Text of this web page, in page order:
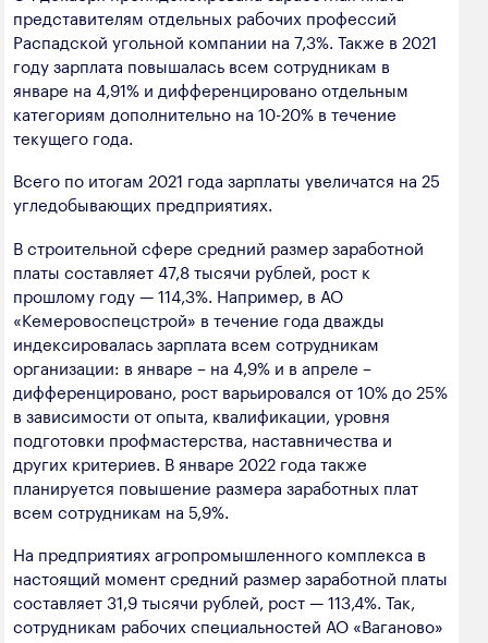
представителям отдельных рабочих профессий
Распадской угольной компании на 7,3%. Также в 2021
году зарплата повышалась всем сотрудникам в
январе на 4,91% и дифференцировано отдельным
категориям дополнительно на 10-20% в течение
текущего года.
Всего по итогам 2021 года зарплаты увеличатся на 25
угледобывающих предприятиях.
В строительной сфере средний размер заработной
платы составляет 47,8 тысячи рублей, рост к
прошлому году — 114,3%. Например, в АО
«Кемеровоспецстрой» в течение года дважды
индексировалась зарплата всем сотрудникам
организации: в январе – на 4,9% и в апреле –
дифференцировано, рост варьировался от 10% до 25%
в зависимости от опыта, квалификации, уровня
подготовки профмастерства, наставничества и
других критериев. В январе 2022 года также
планируется повышение размера заработных плат
всем сотрудникам на 5,9%.
На предприятиях агропромышленного комплекса в
настоящий момент средний размер заработной платы
составляет 31,9 тысячи рублей, рост — 113,4%. Так,
сотрудникам рабочих специальностей АО «Ваганово»